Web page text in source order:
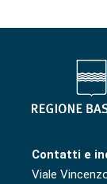
Contatti e
Viale